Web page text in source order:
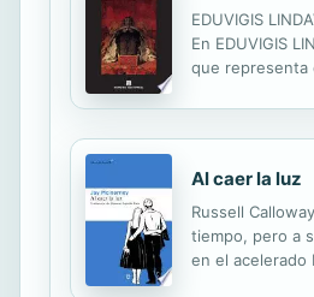
EDUVIGIS
En EDUVIGIS
que representa
Al caer la luz
Russell
tiempo, pero a
en el acelerado